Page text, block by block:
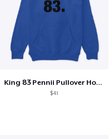
King 83 Pennii Pullover Hoodie
$41